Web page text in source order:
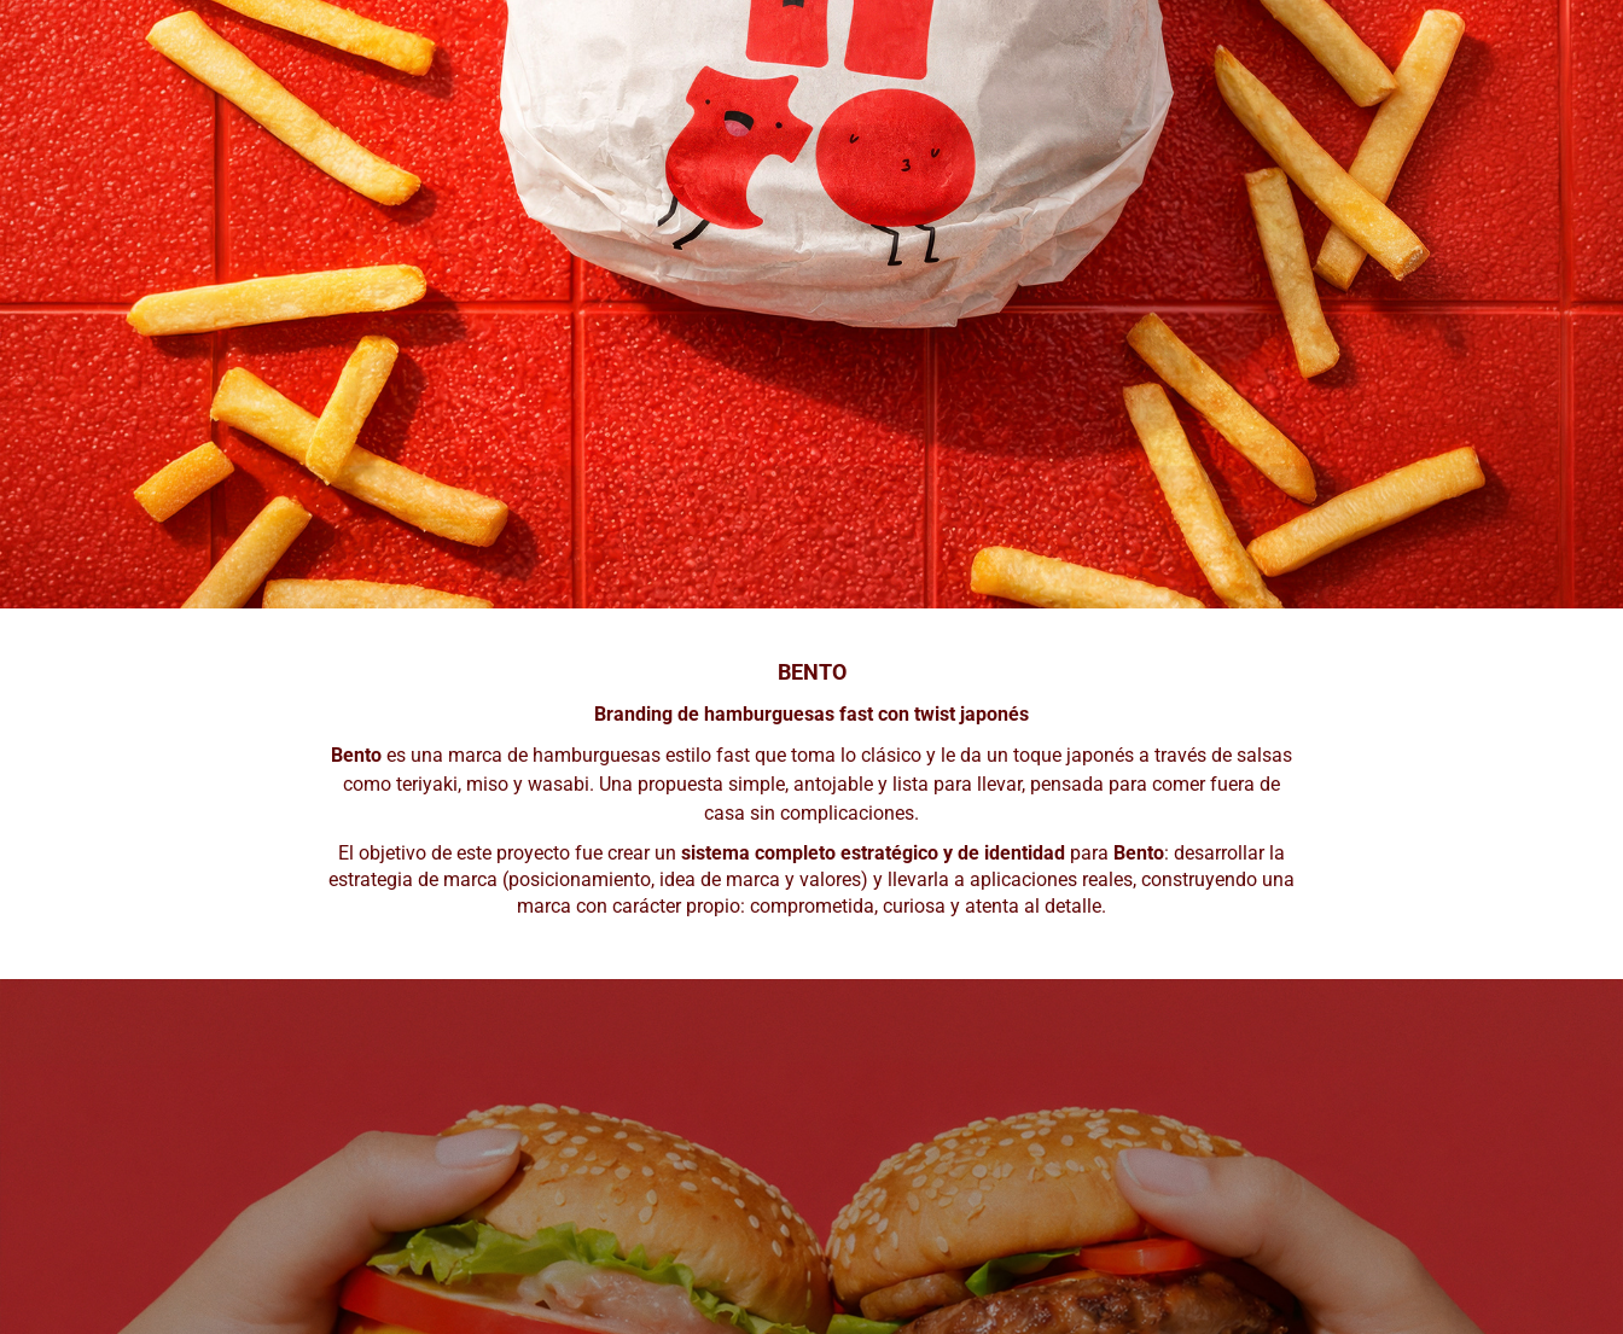
BENTO
Branding de hamburguesas fast con twist japonés
Bentoes una marca de hamburguesas estilo fast que toma lo clásico y le da un toque japonés a través de salsas
como teriyaki, miso y wasabi. Una propuesta simple, antojable y lista para llevar, pensada para comer fuera de
casa sin complicaciones.
El objetivo de este proyecto fue crear un sistema completo estratégicoy de identidad para Bento: desarrollar la
estrategia de marca (posicionamiento, idea de marca y valores) y llevarla a aplicaciones reales, construyendo una
marca con carácter propio: comprometida, curiosa y atenta al detalle.